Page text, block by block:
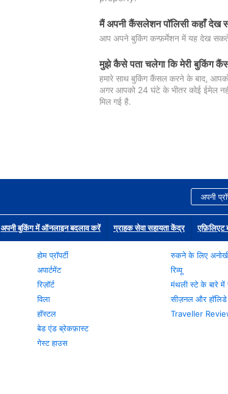
मैं अपनी कैंसलेशन पॉलिसी कहाँ देख
आप अपने बुकिंग कन्फ़र्मेशन में यह देख
मुझे कैसे पता चलेगा कि मेरी बुकिंग
हमारे साथ बुकिंग कैंसल करने के बाद,
अगर आपको 24 घंटे के भीतर कोई ईमेल
मिल गई है.
अपनी
अपनी बुकिंग में ऑनलाइन बदलाव करें ग्राहक सेवा सहायता केंद्र एफ़िलिएट
होम प्रॉपर्टी
अपार्टमेंट
रिज़ॉर्ट
विला
हॉस्टल
बेड एंड ब्रेकफ़ास्ट
गेस्ट हाउस
रुकने के लिए
रिव्यू
मंथली स्टे के बारे में
सीज़नल और हॉलिडे
Traveller